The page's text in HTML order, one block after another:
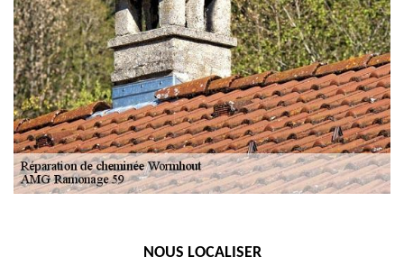
NOUS LOCALISER